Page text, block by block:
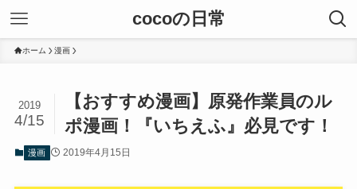
cocoの日常
ホーム 漫画
【おすすめ漫画】原発作業員のル
ポ漫画！『いちえふ』必見です！
2019
4/15
漫画 2019年4月15日